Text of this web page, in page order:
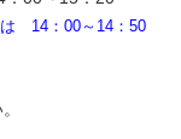
14：00～14：50